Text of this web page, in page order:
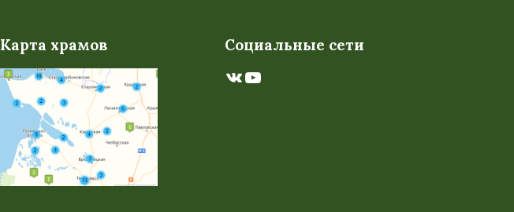
Карта храмов Социальные сети
ВКонтакте
YouTube